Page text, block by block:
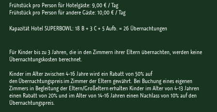
Frühstück pro Person für Hotelgäste: 9,00 € / Tag
Frühstück pro Person für andere Gäste: 10,00 € / Tag
Kapazität Hotel SUPERBOWL: 18 B + 3 C + 5 Aufb. = 26 Übernachtungen
Für Kinder bis zu 3 Jahren, die in den Zimmern ihrer Eltern übernachten, werden keine
Übernachtungskosten berechnet.
Kinder im Alter zwischen 4-16 Jahre wird ein Rabatt von 50% auf
den Übernachtungspreis im Zimmer der Eltern gewährt. Bei Buchung eines eigenen
Zimmers in Begleitung der Eltern/Großeltern erhalten Kinder im Alter von 4-13 Jahren
einen Rabatt von 20% und im Alter von 14-16 Jahren einen Nachlass von 10% auf den
Übernachtungspreis.